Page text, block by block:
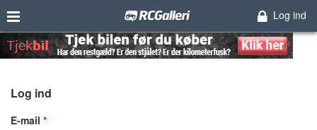
Log ind
Log ind
E-mail